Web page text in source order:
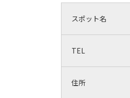
スポット名
TEL
住所